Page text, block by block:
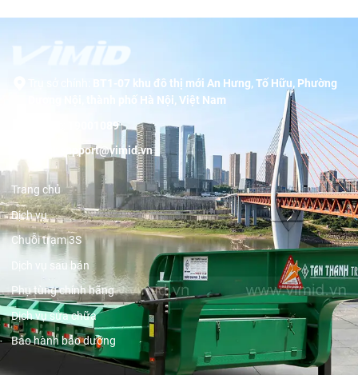
BT1-07 khu đô thị mới An Hưng, Tố Hữu, Phường
Dương Nội, thành phố Hà Nội, Việt Nam
19001089
support@vimid.vn
Trang chủ
Dịch vụ
Chuỗi trạm 3S
Dịch vụ sau bán
Phụ tùng chính hãng
Dịch vụ sửa chữa
Bảo hành bảo dưỡng